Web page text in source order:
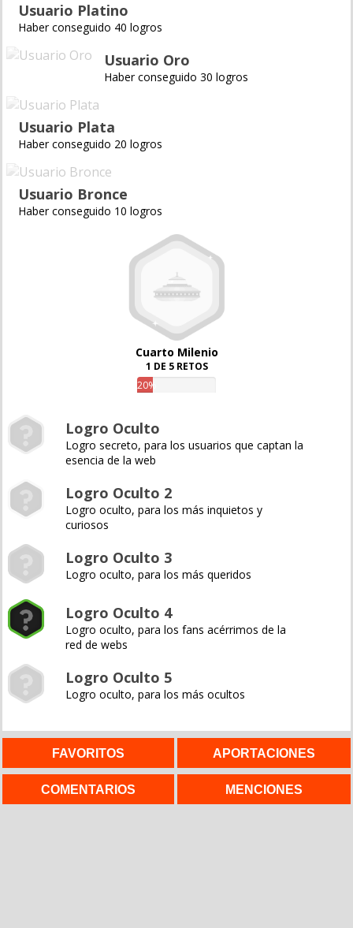
Usuario Platino
Haber conseguido 40 logros
Usuario Oro
Haber conseguido 30 logros
Usuario Plata
Haber conseguido 20 logros
Usuario Bronce
Haber conseguido 10 logros
Cuarto Milenio
1 DE 5 RETOS
20%
Logro Oculto
Logro secreto, para los usuarios que captan la
esencia de la web
Logro Oculto 2
Logro oculto, para los más inquietos y
curiosos
Logro Oculto 3
Logro oculto, para los más queridos
Logro Oculto 4
Logro oculto, para los fans acérrimos de la
red de webs
Logro Oculto 5
Logro oculto, para los más ocultos
FAVORITOS APORTACIONES
COMENTARIOS MENCIONES